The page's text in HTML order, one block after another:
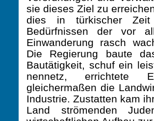
sie dieses Ziel zu
dies in türkischer
Bedürfnissen der vor
Einwanderung rasch
Die Regierung baute
Bautätigkeit, schuf ein
nennetz, errichtete
gleichermaßen die
Industrie. Zustatten kam
Land strömenden